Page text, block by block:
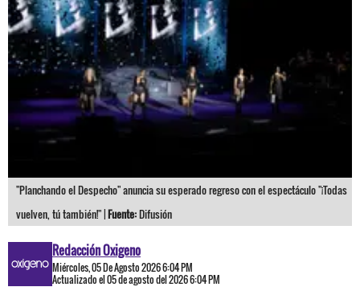
"Planchando el Despecho" anuncia su esperado regreso con el espectáculo "¡Todas
vuelven, tú también!" |Fuente:Difusión
Redacción Oxigeno
Miércoles, 05 De Agosto 2026 6:04 PM
Actualizado el 05 de agosto del 2026 6:04 PM